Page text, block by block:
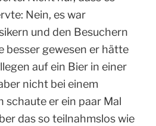
Nein, es war
und den Besuchern
besser gewesen er hätte
auf ein Bier in einer
nicht bei einem
schaute er ein paar Mal
das so teilnahmslos wie